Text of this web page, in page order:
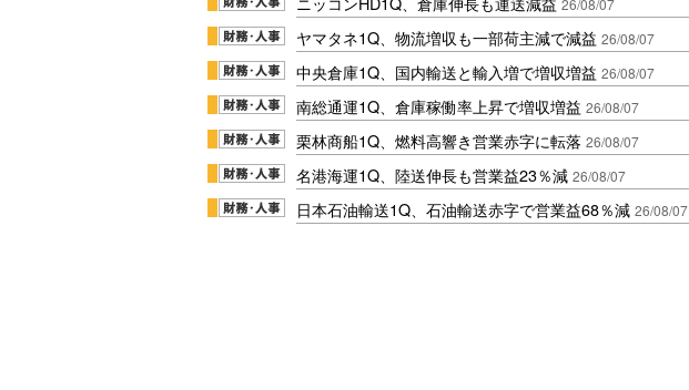
26/08/07
ヤマタネ1Q、物流増収も一部荷主減で減益 26/08/07
中央倉庫1Q、国内輸送と輸入増で増収増益 26/08/07
南総通運1Q、倉庫稼働率上昇で増収増益 26/08/07
栗林商船1Q、燃料高響き営業赤字に転落 26/08/07
名港海運1Q、陸送伸長も営業益23％減 26/08/07
日本石油輸送1Q、石油輸送赤字で営業益68％減 26/08/07